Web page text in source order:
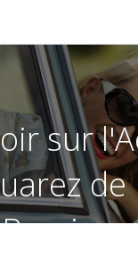
sur
Barajas :